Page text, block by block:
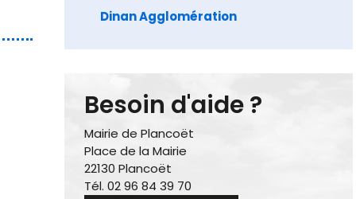
Dinan Agglomération
Besoin d'aide ?
Mairie de Plancoët
Place de la Mairie
22130 Plancoët
Tél. 02 96 84 39 70